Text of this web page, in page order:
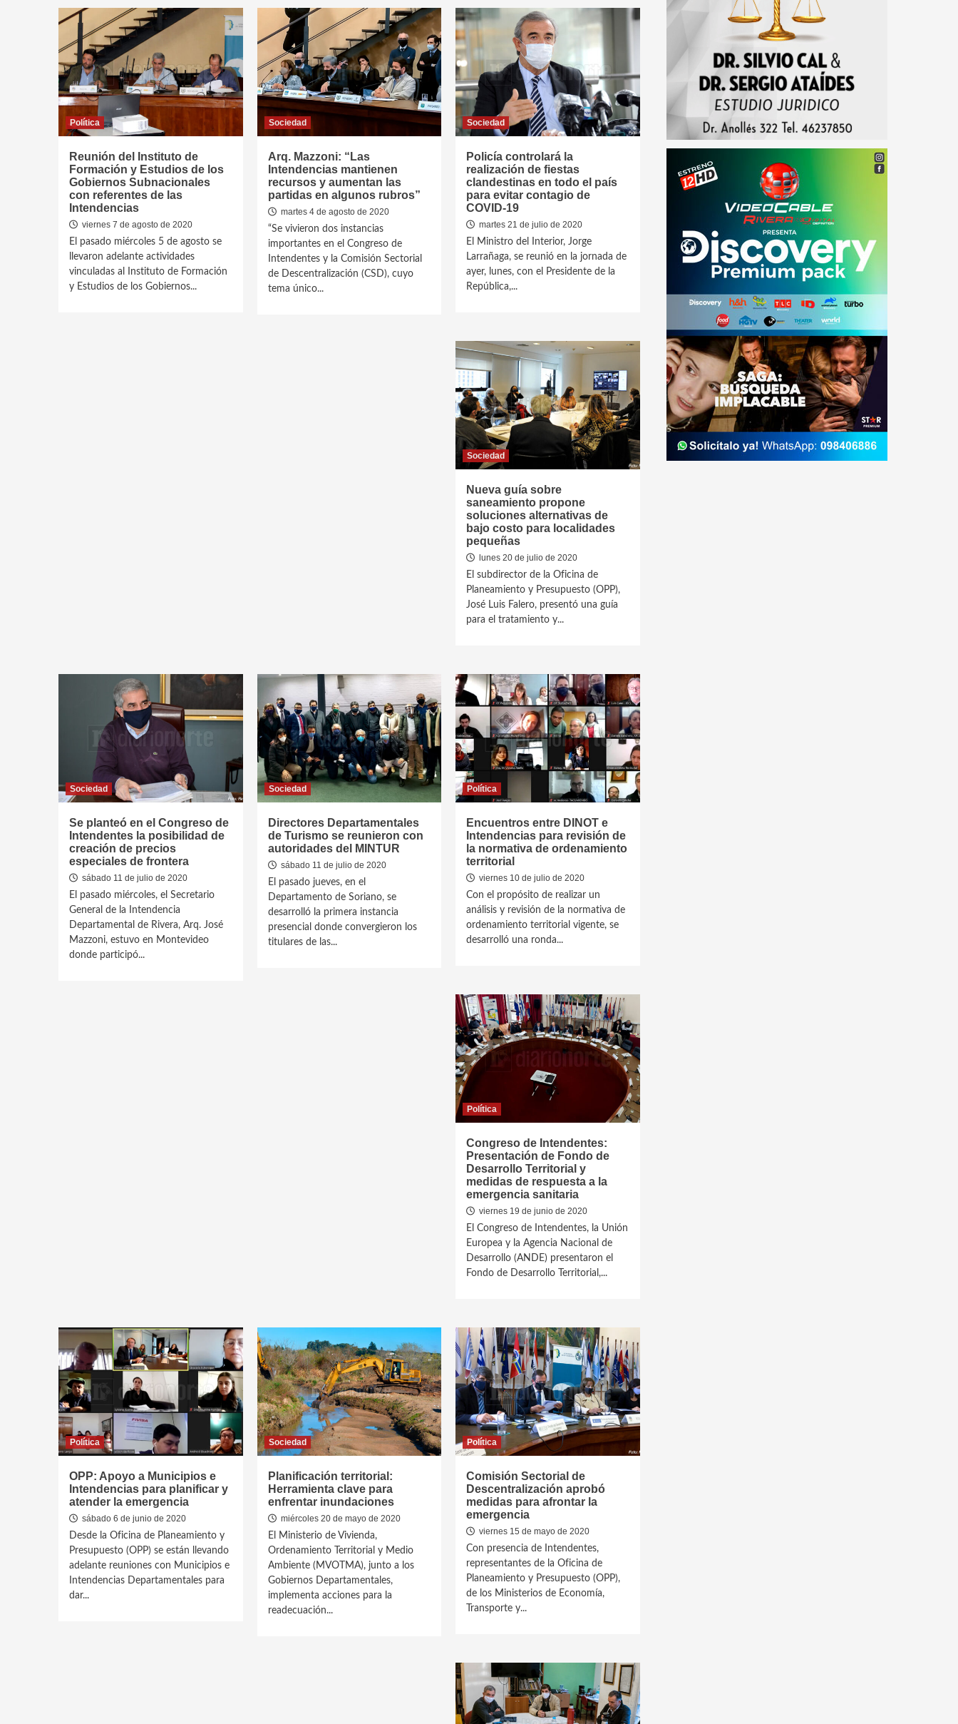
Política
Reunión del Instituto de
Formación y Estudios de los
Gobiernos Subnacionales
con referentes de las
Intendencias
viernes 7 de agosto de 2020
El pasado miércoles 5 de agosto se
llevaron adelante actividades
vinculadas al Instituto de Formación
y Estudios de los Gobiernos...
Sociedad
Arq. Mazzoni: “Las
Intendencias mantienen
recursos y aumentan las
partidas en algunos rubros”
martes 4 de agosto de 2020
“Se vivieron dos instancias
importantes en el Congreso de
Intendentes y la Comisión Sectorial
de Descentralización (CSD), cuyo
tema único...
Sociedad
Policía controlará la
realización de fiestas
clandestinas en todo el país
para evitar contagio de
COVID-19
martes 21 de julio de 2020
El Ministro del Interior, Jorge
Larrañaga, se reunió en la jornada de
ayer, lunes, con el Presidente de la
República,...
Sociedad
Nueva guía sobre
saneamiento propone
soluciones alternativas de
bajo costo para localidades
pequeñas
lunes 20 de julio de 2020
El subdirector de la Oficina de
Planeamiento y Presupuesto (OPP),
José Luis Falero, presentó una guía
para el tratamiento y...
Sociedad
Se planteó en el Congreso de
Intendentes la posibilidad de
creación de precios
especiales de frontera
sábado 11 de julio de 2020
El pasado miércoles, el Secretario
General de la Intendencia
Departamental de Rivera, Arq. José
Mazzoni, estuvo en Montevideo
donde participó...
Sociedad
Directores Departamentales
de Turismo se reunieron con
autoridades del MINTUR
sábado 11 de julio de 2020
El pasado jueves, en el
Departamento de Soriano, se
desarrolló la primera instancia
presencial donde convergieron los
titulares de las...
Política
Encuentros entre DINOT e
Intendencias para revisión de
la normativa de ordenamiento
territorial
viernes 10 de julio de 2020
Con el propósito de realizar un
análisis y revisión de la normativa de
ordenamiento territorial vigente, se
desarrolló una ronda...
Política
Congreso de Intendentes:
Presentación de Fondo de
Desarrollo Territorial y
medidas de respuesta a la
emergencia sanitaria
viernes 19 de junio de 2020
El Congreso de Intendentes, la Unión
Europea y la Agencia Nacional de
Desarrollo (ANDE) presentaron el
Fondo de Desarrollo Territorial,...
Política
OPP: Apoyo a Municipios e
Intendencias para planificar y
atender la emergencia
sábado 6 de junio de 2020
Desde la Oficina de Planeamiento y
Presupuesto (OPP) se están llevando
adelante reuniones con Municipios e
Intendencias Departamentales para
dar...
Sociedad
Planificación territorial:
Herramienta clave para
enfrentar inundaciones
miércoles 20 de mayo de 2020
El Ministerio de Vivienda,
Ordenamiento Territorial y Medio
Ambiente (MVOTMA), junto a los
Gobiernos Departamentales,
implementa acciones para la
readecuación...
Política
Comisión Sectorial de
Descentralización aprobó
medidas para afrontar la
emergencia
viernes 15 de mayo de 2020
Con presencia de Intendentes,
representantes de la Oficina de
Planeamiento y Presupuesto (OPP),
de los Ministerios de Economía,
Transporte y...